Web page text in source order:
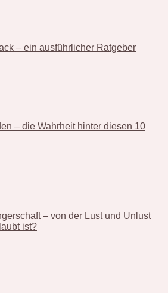
– ein ausführlicher Ratgeber
– die Wahrheit hinter diesen 10
– von der Lust und Unlust
ist?